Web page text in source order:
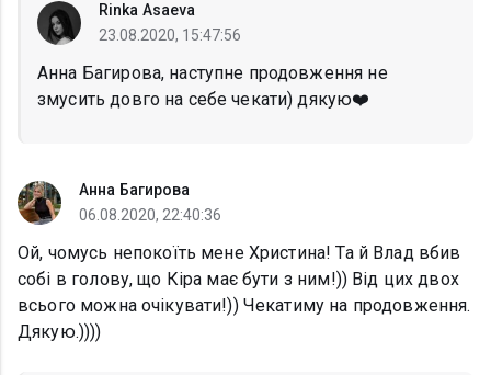
Rinka Asaeva
23.08.2020, 15:47:56
Анна Багирова, наступне продовження не
змусить довго на себе чекати) дякую❤️
Анна Багирова
06.08.2020, 22:40:36
Ой, чомусь непокоїть мене Христина! Та й Влад вбив
собі в голову, що Кіра має бути з ним!)) Від цих двох
всього можна очікувати!)) Чекатиму на продовження.
Дякую.))))